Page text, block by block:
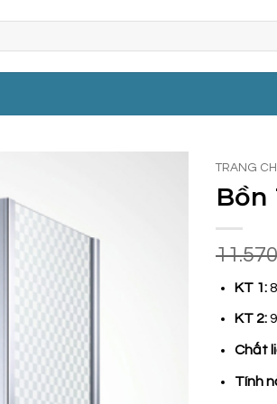
TRANG
Bồn
KT 1:
KT 2:
Chất
Tính